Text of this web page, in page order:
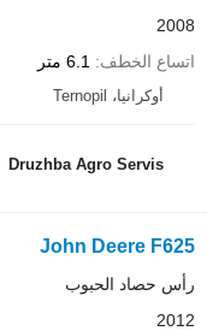
2008
اتساع الخطف
6.1 متر
أوكرانيا، Ternopil
Druzhba Agro Servis
John Deere F625
رأس حصاد الحبوب
2012